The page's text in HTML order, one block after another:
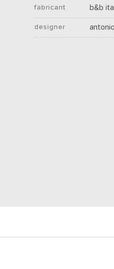
fabricant b&b
designer